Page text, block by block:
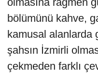
bölümünü kahve,
kamusal alanlarda
şahsın İzmirli
çekmeden farklı